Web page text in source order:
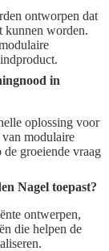
ontworpen dat
kunnen worden.
in
oplossing voor
modulaire
groeiende vraag
Nagel toepast?
ontwerpen,
die helpen de